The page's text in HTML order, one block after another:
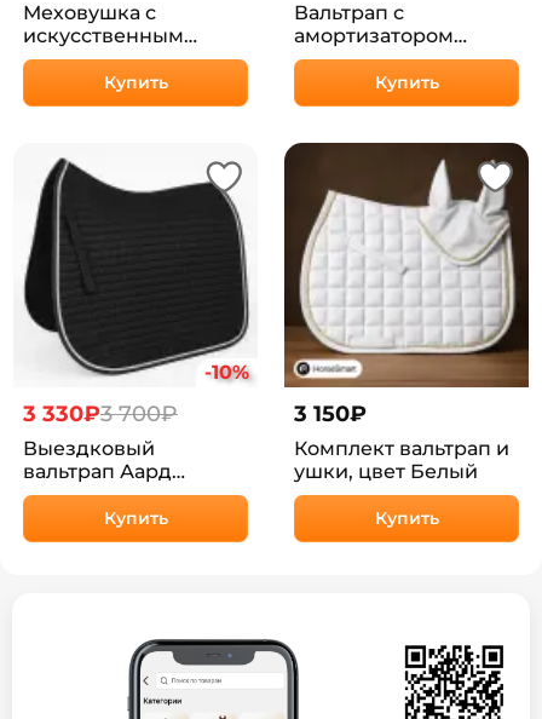
Меховушка с
искусственным
мехом Элевен
HorsePlanet
Купить
Вальтрап с
амортизатором
HorsePlanet
Купить
-10%
3 330₽3 700₽
Выездковый
вальтрап Аард
HorsePlanet
Купить
3 150₽
Комплект вальтрап и
ушки, цвет Белый
Купить